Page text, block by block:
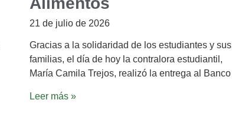
21 de julio de 2026
Gracias a la solidaridad de los estudiantes y sus
familias, el día de hoy la contralora estudiantil,
María Camila Trejos, realizó la entrega al Banco
Leer más »